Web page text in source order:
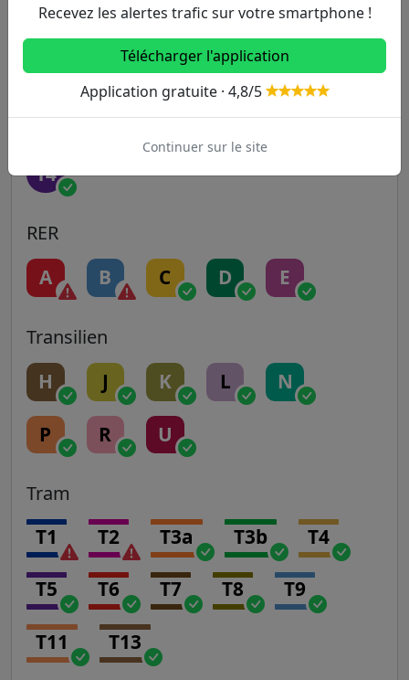
1 2 3 3B 4
5 6 7 7B 8
9 10 11 12 13
14
RER
A B C D E
Transilien
H J K L N
P R U
Tram
T1 T2 T3a T3b T4
T5 T6 T7 T8 T9
T11 T13
Recevez les alertes trafic sur votre smartphone !
Télécharger l'application
Application gratuite · 4,8/5
Continuer sur le site